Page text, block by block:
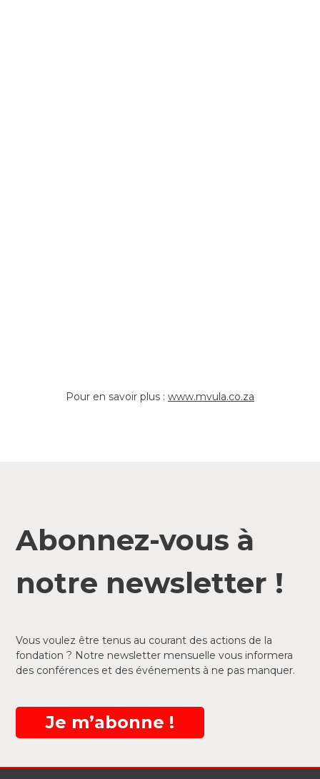
Pour en savoir plus : www.mvula.co.za
Abonnez-vous à
notre newsletter !
Vous voulez être tenus au courant des actions de la
fondation ? Notre newsletter mensuelle vous informera
des conférences et des événements à ne pas manquer.
Je m’abonne !